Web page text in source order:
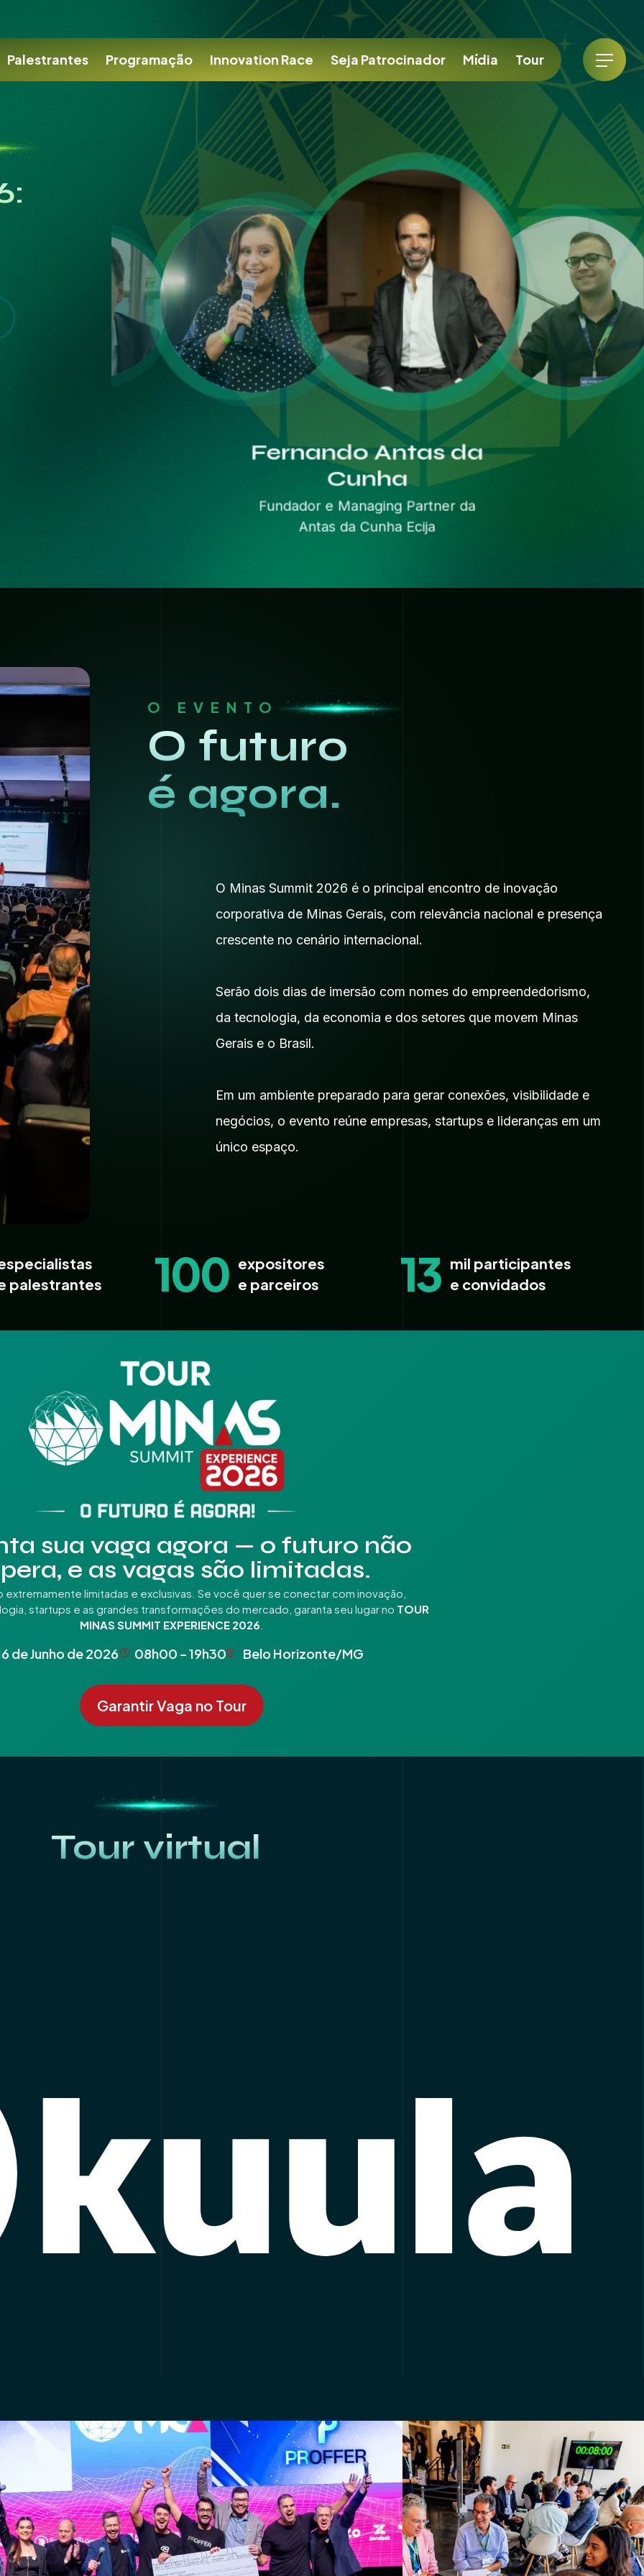
Palestrantes Programação Innovation Race Seja Patrocinador Mídia Tour
João Polito
Coordenador do UaiSat 1º Satélite
brasileiro
O EVENTO
O futuro
é agora.
O Minas Summit 2026 é o principal encontro de inovação
corporativa de Minas Gerais, com relevância nacional e presença
crescente no cenário internacional.
Serão dois dias de imersão com nomes do empreendedorismo,
da tecnologia, da economia e dos setores que movem Minas
Gerais e o Brasil.
Em um ambiente preparado para gerar conexões, visibilidade e
negócios, o evento reúne empresas, startups e lideranças em um
único espaço.
palestrantes
100 expositores
e parceiros
13 mil participantes
e convidados
sua vaga agora — o futuro não
e as vagas são limitadas.
extremamente limitadas e exclusivas. Se você quer se conectar com inovação,
startups e as grandes transformações do mercado, garanta seu lugar no TOUR
MINAS SUMMIT EXPERIENCE 2026
de Junho de 2026 08h00 – 19h30 Belo Horizonte/MG
Garantir Vaga no Tour
Tour virtual